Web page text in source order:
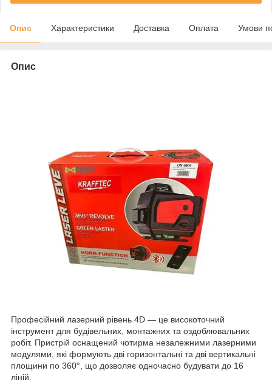
Опис Характеристики Доставка Оплата Умови
Опис
Професійний лазерний рівень 4D — це високоточний
інструмент для будівельних, монтажних та оздоблювальних
робіт. Пристрій оснащений чотирма незалежними лазерними
модулями, які формують дві горизонтальні та дві вертикальні
площини по 360°, що дозволяє одночасно будувати до 16
ліній.